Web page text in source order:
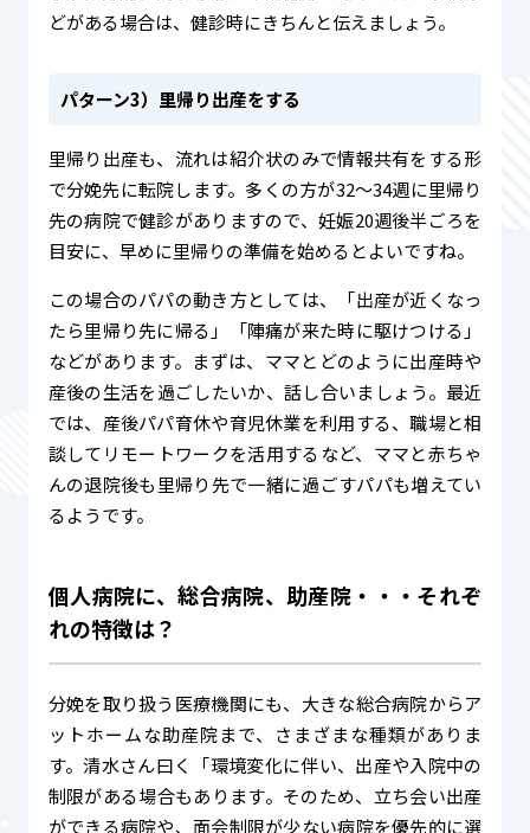
どがある場合は、健診時にきちんと伝えましょう。
パターン3）里帰り出産をする
里帰り出産も、流れは紹介状のみで情報共有をする形
で分娩先に転院します。多くの方が32〜34週に里帰り
先の病院で健診がありますので、妊娠20週後半ごろを
目安に、早めに里帰りの準備を始めるとよいですね。
この場合のパパの動き方としては、「出産が近くなっ
たら里帰り先に帰る」「陣痛が来た時に駆けつける」
などがあります。まずは、ママとどのように出産時や
産後の生活を過ごしたいか、話し合いましょう。最近
では、産後パパ育休や育児休業を利用する、職場と相
談してリモートワークを活用するなど、ママと赤ちゃ
んの退院後も里帰り先で一緒に過ごすパパも増えてい
るようです。
個人病院に、総合病院、助産院・・・それぞ
れの特徴は？
分娩を取り扱う医療機関にも、大きな総合病院からア
ットホームな助産院まで、さまざまな種類がありま
す。清水さん曰く「環境変化に伴い、出産や入院中の
制限がある場合もあります。そのため、立ち会い出産
ができる病院や、面会制限が少ない病院を優先的に選